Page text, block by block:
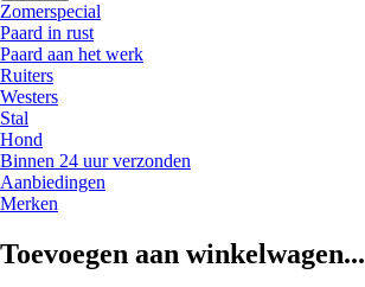
Zomerspecial
Paard in rust
Paard aan het werk
Ruiters
Westers
Stal
Hond
Binnen 24 uur verzonden
Aanbiedingen
Merken
Toevoegen aan winkelwagen...